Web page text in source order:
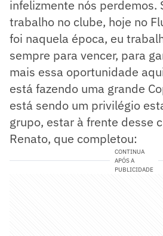
infelizmente nós perdemos.
trabalho no clube, hoje no
foi naquela época, eu
sempre para vencer, para
mais essa oportunidade
está fazendo uma grande
está sendo um privilégio
grupo, estar à frente desse
Renato, que completou:
CONTINUA
APÓS A
PUBLICIDADE